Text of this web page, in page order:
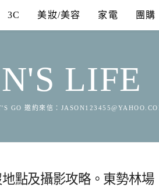
3C 美妝/美容 家電 團購
LIFE
GO 邀約來信：
點及攝影攻略。東勢林場